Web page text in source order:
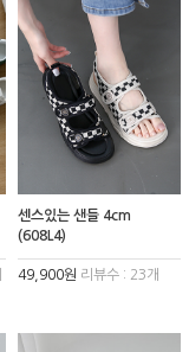
센스있는 샌들 4cm
(608L4)
49,900원 리뷰수 : 23개